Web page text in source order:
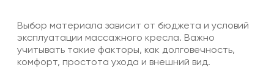
Выбор материала зависит от бюджета и условий
эксплуатации массажного кресла. Важно
учитывать такие факторы, как долговечность,
комфорт, простота ухода и внешний вид.